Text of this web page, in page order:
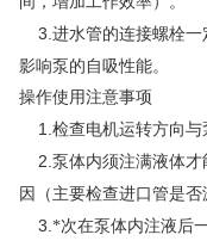
3. 进水管的连接螺栓
影响泵的自吸性能。
操作使用注意事项
1. 检查电机运转方向与
2. 泵体内须注满液体
因（主要检查进口管是
3. *次在泵体内注液后